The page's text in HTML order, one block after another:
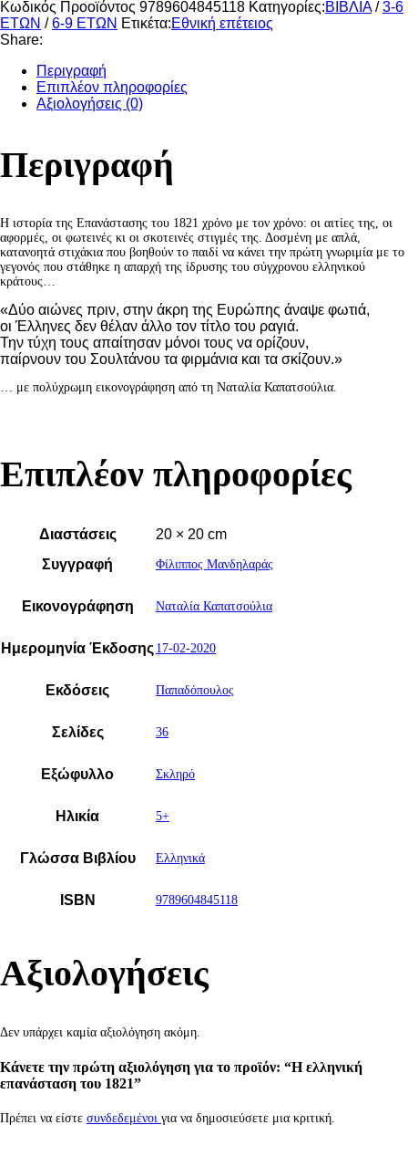
Κωδικός Προοϊόντος 9789604845118 Κατηγορίες:ΒΙΒΛΙΑ/ 3-6
ΕΤΩΝ / 6-9 ΕΤΩΝ Ετικέτα:Εθνική επέτειος
Share:
Περιγραφή
Επιπλέον πληροφορίες
Αξιολογήσεις (0)
Περιγραφή
Η ιστορία της Επανάστασης του 1821 χρόνο με τον χρόνο: οι αιτίες της, οι
αφορμές, οι φωτεινές κι οι σκοτεινές στιγμές της. Δοσμένη με απλά,
κατανοητά στιχάκια που βοηθούν το παιδί να κάνει την πρώτη γνωριμία με το
γεγονός που στάθηκε η απαρχή της ίδρυσης του σύγχρονου ελληνικού
κράτους…
«Δύο αιώνες πριν, στην άκρη της Ευρώπης άναψε φωτιά,
οι Έλληνες δεν θέλαν άλλο τον τίτλο του ραγιά.
Την τύχη τους απαίτησαν μόνοι τους να ορίζουν,
παίρνουν του Σουλτάνου τα φιρμάνια και τα σκίζουν.»
… με πολύχρωμη εικονογράφηση από τη Ναταλία Καπατσούλια.
Επιπλέον πληροφορίες
Διαστάσεις
20 × 20 cm
Συγγραφή
Φίλιππος Μανδηλαράς
Εικονογράφηση Ναταλία Καπατσούλια
Ημερομηνία Έκδοσης 17-02-2020
Εκδόσεις Παπαδόπουλος
Σελίδες 36
Εξώφυλλο Σκληρό
Ηλικία 5+
Γλώσσα Βιβλίου Ελληνικά
ISBN 9789604845118
Αξιολογήσεις
Δεν υπάρχει καμία αξιολόγηση ακόμη.
Κάνετε την πρώτη αξιολόγηση για το προϊόν: “Η ελληνική
επανάσταση του 1821”
Πρέπει να είστε συνδεδεμένοι για να δημοσιεύσετε μια κριτική.